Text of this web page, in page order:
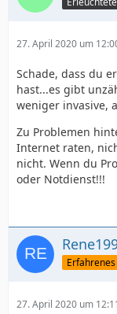
27. April 2020 um
Schade, dass du
hast...es gibt
weniger invasive,
Zu Problemen
Internet raten,
nicht. Wenn du
oder Notdienst!!!
27. April 2020 um